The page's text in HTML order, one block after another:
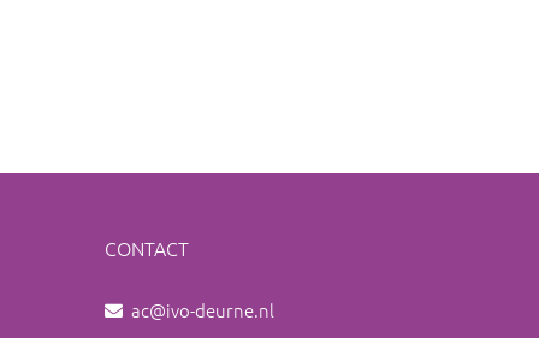
CONTACT
ac@ivo-deurne.nl